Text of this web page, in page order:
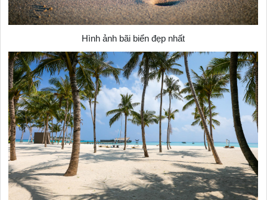
Hình ảnh bãi biển đẹp nhất